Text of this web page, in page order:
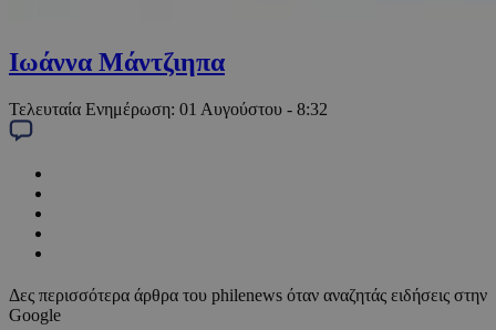
Ιωάννα Μάντζιηπα
Τελευταία Ενημέρωση: 01 Αυγούστου - 8:32
Δες περισσότερα άρθρα του philenews όταν αναζητάς ειδήσεις στην
Google